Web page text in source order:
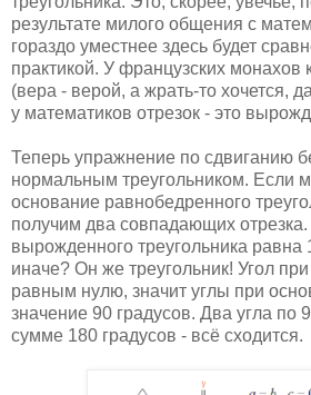
результате милого общения с
гораздо уместнее здесь будет
практикой. У французских монахов
(вера - верой, а жрать-то хочется,
у математиков отрезок - это
Теперь упражнение по сдвиганию
нормальным треугольником. Если
основание равнобедренного
получим два совпадающих
вырожденного треугольника равна
иначе? Он же треугольник! Угол
равным нулю, значит углы при
значение 90 градусов. Два угла по
сумме 180 градусов - всё сходится.